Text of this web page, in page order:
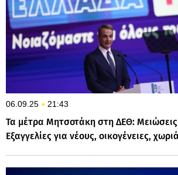
06.09.25 21:43
Τα μέτρα Μητσοτάκη στη ΔΕΘ:
Εξαγγελίες για νέους, οικογένειες,